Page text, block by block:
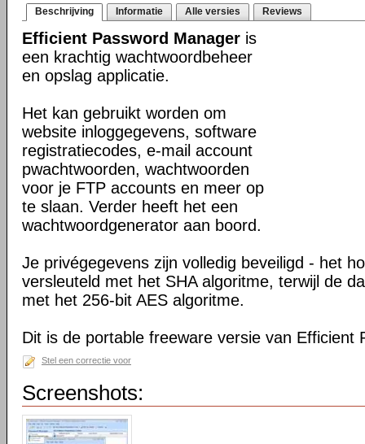
Beschrijving Informatie Alle versies Reviews
Efficient Password Manager is
een krachtig wachtwoordbeheer
en opslag applicatie.
Het kan gebruikt worden om
website inloggegevens, software
registratiecodes, e-mail account
pwachtwoorden, wachtwoorden
voor je FTP accounts en meer op
te slaan. Verder heeft het een
wachtwoordgenerator aan boord.
Je privégegevens zijn volledig beveiligd - het
versleuteld met het SHA algoritme, terwijl de
met het 256-bit AES algoritme.
Dit is de portable freeware versie van Efficient
Stel een correctie voor
Screenshots: